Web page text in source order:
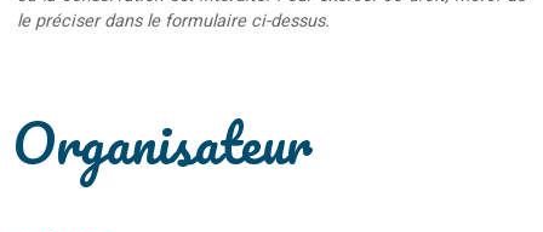
le préciser dans le formulaire ci-dessus.
Organisateur